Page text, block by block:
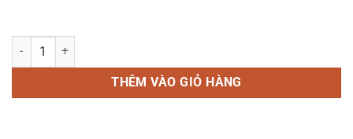
In áo bóng đá B37 xanh dương số lượng
THÊM VÀO GIỎ HÀNG